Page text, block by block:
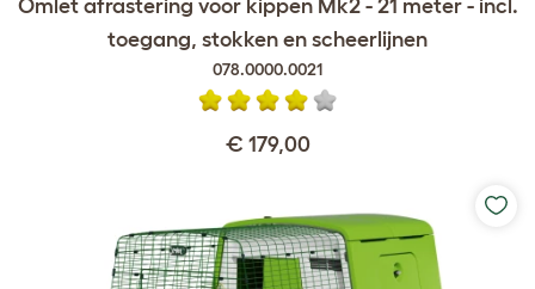
Omlet afrastering voor kippen Mk2 - 21 meter - incl.
toegang, stokken en scheerlijnen
078.0000.0021
€ 179,00